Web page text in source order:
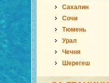
Сахалин
Сочи
Тюмень
Урал
Чечня
Шерегеш